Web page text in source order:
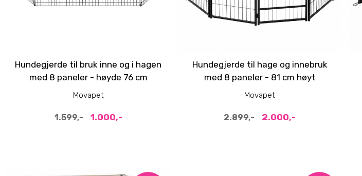
Hundegjerde til bruk inne og i hagen
med 8 paneler - høyde 76 cm
Movapet
1.599,- 1.000,-
Hundegjerde til hage og innebruk
med 8 paneler - 81 cm høyt
Movapet
2.899,- 2.000,-